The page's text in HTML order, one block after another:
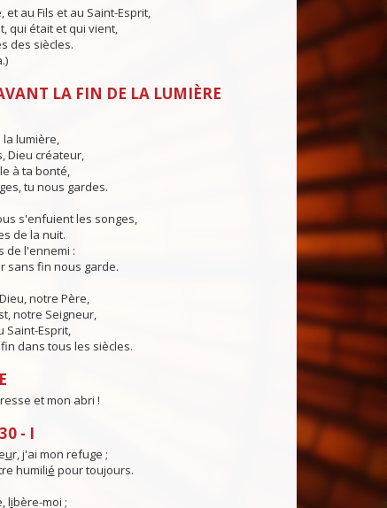
et au Fils et au Saint-Esprit,
qui était et qui vient,
des siècles.
LA FIN DE LA LUMIÈRE
lumière,
Dieu créateur,
à ta bonté,
tu nous gardes.
s'enfuient les songes,
de la nuit.
de l'ennemi :
sans fin nous garde.
notre Père,
notre Seigneur,
Saint-Esprit,
dans tous les siècles.
et mon abri !
- I
ur, j'ai mon refuge ;
humilié pour toujours.
libère-moi ;